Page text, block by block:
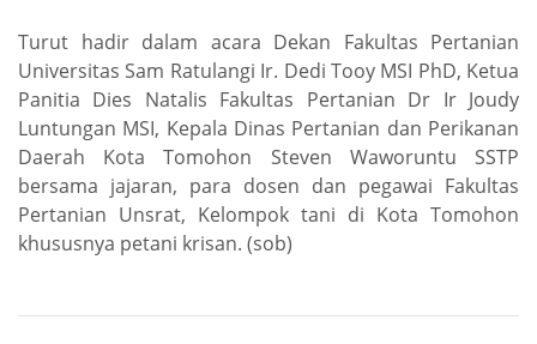
Turut hadir dalam acara Dekan Fakultas Pertanian
Universitas Sam Ratulangi Ir. Dedi Tooy MSI PhD, Ketua
Panitia Dies Natalis Fakultas Pertanian Dr Ir Joudy
Luntungan MSI, Kepala Dinas Pertanian dan Perikanan
Daerah Kota Tomohon Steven Waworuntu SSTP
bersama jajaran, para dosen dan pegawai Fakultas
Pertanian Unsrat, Kelompok tani di Kota Tomohon
khususnya petani krisan. (sob)